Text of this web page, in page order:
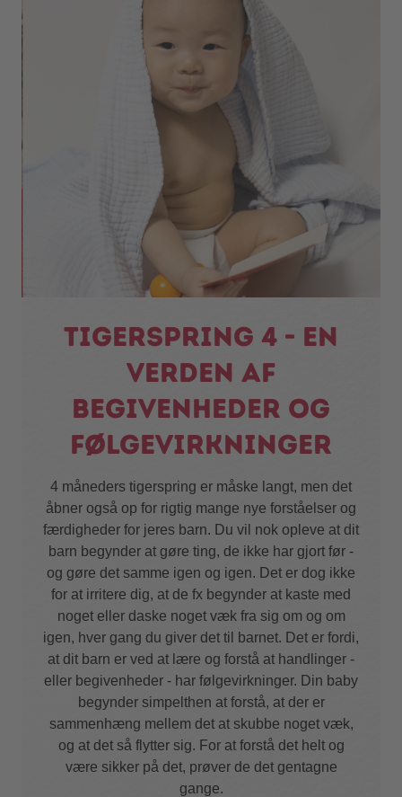
Tigerspring 4 - en
verden af
begivenheder og
følgevirkninger
4 måneders tigerspring er måske langt, men det
åbner også op for rigtig mange nye forståelser og
færdigheder for jeres barn. Du vil nok opleve at dit
barn begynder at gøre ting, de ikke har gjort før -
og gøre det samme igen og igen. Det er dog ikke
for at irritere dig, at de fx begynder at kaste med
noget eller daske noget væk fra sig om og om
igen, hver gang du giver det til barnet. Det er fordi,
at dit barn er ved at lære og forstå at handlinger -
eller begivenheder - har følgevirkninger. Din baby
begynder simpelthen at forstå, at der er
sammenhæng mellem det at skubbe noget væk,
og at det så flytter sig. For at forstå det helt og
være sikker på det, prøver de det gentagne
gange.